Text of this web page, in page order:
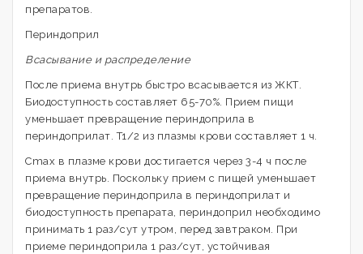
препаратов.
Периндоприл
Всасывание и распределение
После приема внутрь быстро всасывается из ЖКТ.
Биодоступность составляет 65-70%. Прием пищи
уменьшает превращение периндоприла в
периндоприлат. T1/2 из плазмы крови составляет 1 ч.
Cmax в плазме крови достигается через 3-4 ч после
приема внутрь. Поскольку прием с пищей уменьшает
превращение периндоприла в периндоприлат и
биодоступность препарата, периндоприл необходимо
принимать 1 раз/сут утром, перед завтраком. При
приеме периндоприла 1 раз/сут, устойчивая